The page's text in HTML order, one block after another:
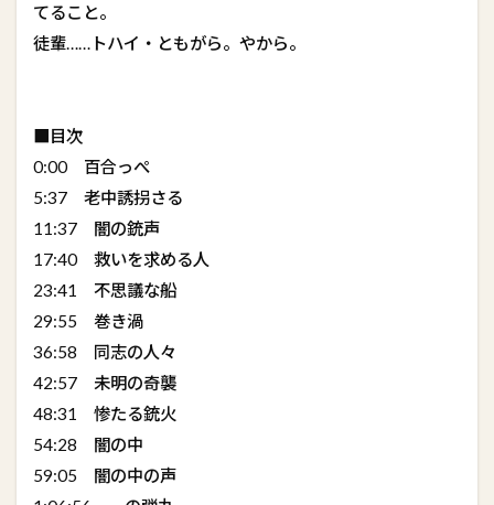
てること。
徒輩……トハイ・ともがら。やから。
■目次
0:00 百合っぺ
5:37 老中誘拐さる
11:37 闇の銃声
17:40 救いを求める人
23:41 不思議な船
29:55 巻き渦
36:58 同志の人々
42:57 未明の奇襲
48:31 惨たる銃火
54:28 闇の中
59:05 闇の中の声